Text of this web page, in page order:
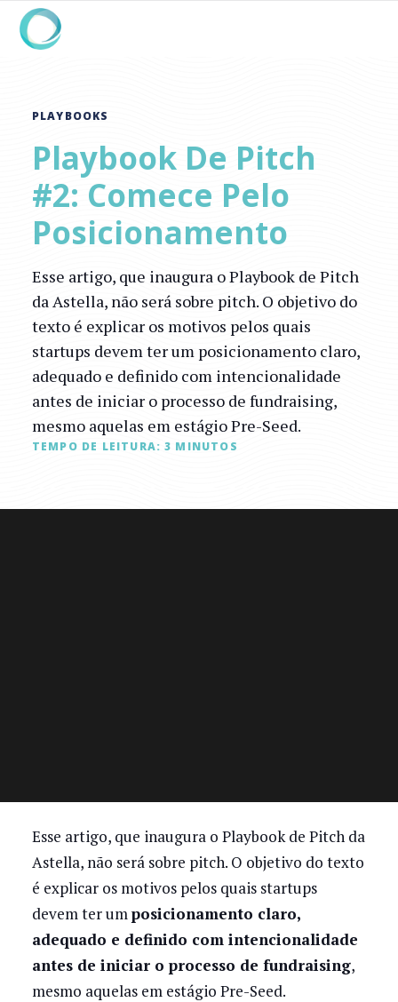
PLAYBOOKS
Playbook De Pitch
#2: Comece Pelo
Posicionamento
Esse artigo, que inaugura o Playbook de Pitch
da Astella, não será sobre pitch. O objetivo do
texto é explicar os motivos pelos quais
startups devem ter um posicionamento claro,
adequado e definido com intencionalidade
antes de iniciar o processo de fundraising,
mesmo aquelas em estágio Pre-Seed.
TEMPO DE LEITURA: 3 MINUTOS
Esse artigo, que inaugura o Playbook de Pitch da
Astella, não será sobre pitch. O objetivo do texto
é explicar os motivos pelos quais startups
devem ter umposicionamento claro,
adequado e definido com intencionalidade
antes de iniciar o processo de fundraising,
mesmo aquelas em estágio Pre-Seed.